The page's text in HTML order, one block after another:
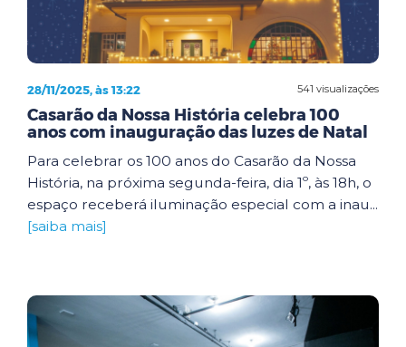
541 visualizações
28/11/2025, às 13:22
Casarão da Nossa História celebra 100
anos com inauguração das luzes de Natal
Para celebrar os 100 anos do Casarão da Nossa
História, na próxima segunda-feira, dia 1º, às 18h, o
espaço receberá iluminação especial com a inau...
[saiba mais]